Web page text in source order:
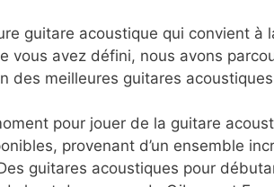
guitare acoustique qui convient à
vous avez défini, nous avons
des meilleures guitares
pour jouer de la guitare
provenant d’un ensemble
guitares acoustiques pour